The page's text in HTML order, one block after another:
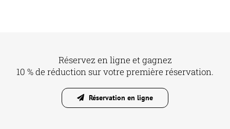
Réservez en ligne et gagnez
10 % de réduction sur votre première réservation.
Réservation en ligne